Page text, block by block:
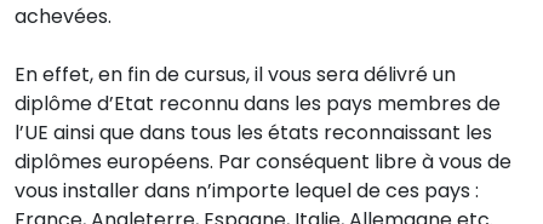
achevées.
En effet, en fin de cursus, il vous sera délivré un
diplôme d’Etat reconnu dans les pays membres de
l’UE ainsi que dans tous les états reconnaissant les
diplômes européens. Par conséquent libre à vous de
vous installer dans n’importe lequel de ces pays :